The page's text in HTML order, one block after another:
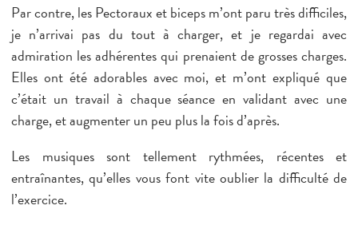
Par contre, les Pectoraux et biceps m’ont paru très difficiles,
je n’arrivai pas du tout à charger, et je regardai avec
admiration les adhérentes qui prenaient de grosses charges.
Elles ont été adorables avec moi, et m’ont expliqué que
c’était un travail à chaque séance en validant avec une
charge, et augmenter un peu plus la fois d’après.
Les musiques sont tellement rythmées, récentes et
entraînantes, qu’elles vous font vite oublier la difficulté de
l’exercice.